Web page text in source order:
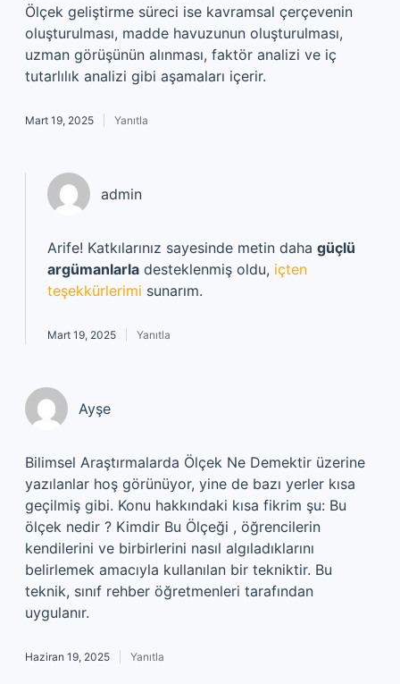
Ölçek geliştirme süreci ise kavramsal çerçevenin
oluşturulması, madde havuzunun oluşturulması,
uzman görüşünün alınması, faktör analizi ve iç
tutarlılık analizi gibi aşamaları içerir.
Mart 19, 2025 Yanıtla
admin
Arife! Katkılarınız sayesinde metin daha güçlü
argümanlarla desteklenmiş oldu, içten
teşekkürlerimi sunarım.
Mart 19, 2025 Yanıtla
Ayşe
Bilimsel Araştırmalarda Ölçek Ne Demektir üzerine
yazılanlar hoş görünüyor, yine de bazı yerler kısa
geçilmiş gibi. Konu hakkındaki kısa fikrim şu: Bu
ölçek nedir ? Kimdir Bu Ölçeği , öğrencilerin
kendilerini ve birbirlerini nasıl algıladıklarını
belirlemek amacıyla kullanılan bir tekniktir. Bu
teknik, sınıf rehber öğretmenleri tarafından
uygulanır.
Haziran 19, 2025 Yanıtla